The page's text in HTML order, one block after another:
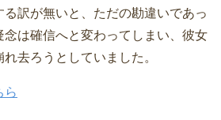
訳が無いと、ただの勘違いであっ
念は確信へと変わってしまい、彼女
去ろうとしていました。
ら